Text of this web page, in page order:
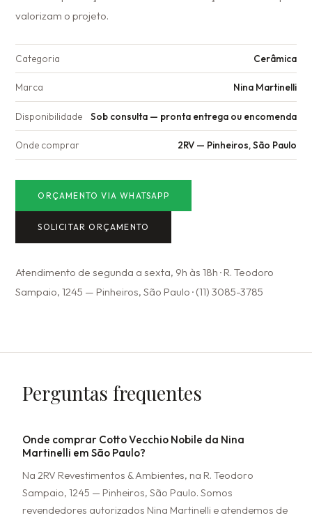
valorizam o projeto.
Categoria Cerâmica
Marca Nina Martinelli
Disponibilidade Sob consulta — pronta entrega ou encomenda
Onde comprar 2RV — Pinheiros, São Paulo
ORÇAMENTO VIA WHATSAPP
SOLICITAR ORÇAMENTO
Atendimento de segunda a sexta, 9h às 18h · R. Teodoro
Sampaio, 1245 — Pinheiros, São Paulo · (11) 3085-3785
Perguntas frequentes
Onde comprar Cotto Vecchio Nobile da Nina
Martinelli em São Paulo?
Na 2RV Revestimentos & Ambientes, na R. Teodoro
Sampaio, 1245 — Pinheiros, São Paulo. Somos
revendedores autorizados Nina Martinelli e atendemos de